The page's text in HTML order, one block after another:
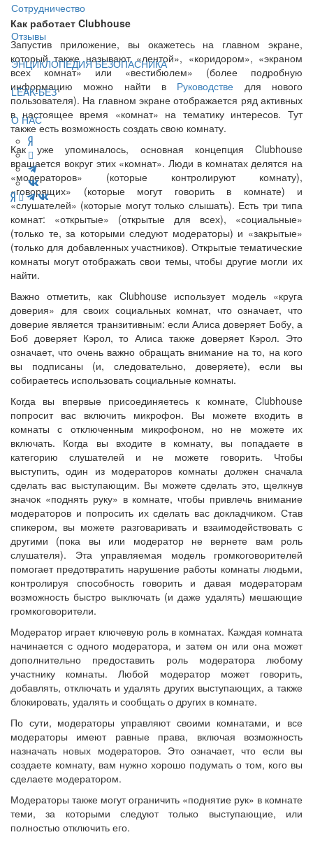
Сотрудничество
Отзывы
ЭНЦИКЛОПЕДИЯ БЕЗОПАСНИКА
LEAK-БЕЗ
О НАС
Как работает Clubhouse
Запустив приложение, вы окажетесь на главном экране,
который также называют «лентой», «коридором», «экраном
всех комнат» или «вестибюлем» (более подробную
информацию можно найти в Руководстве для нового
пользователя). На главном экране отображается ряд активных
в настоящее время «комнат» на тематику интересов. Тут
также есть возможность создать свою комнату.
Как уже упоминалось, основная концепция Clubhouse
вращается вокруг этих «комнат». Люди в комнатах делятся на
«модераторов» (которые контролируют комнату),
«говорящих» (которые могут говорить в комнате) и
«слушателей» (которые могут только слышать). Есть три типа
комнат: «открытые» (открытые для всех), «социальные»
(только те, за которыми следуют модераторы) и «закрытые»
(только для добавленных участников). Открытые тематические
комнаты могут отображать свои темы, чтобы другие могли их
найти.
Важно отметить, как Clubhouse использует модель «круга
доверия» для своих социальных комнат, что означает, что
доверие является транзитивным: если Алиса доверяет Бобу, а
Боб доверяет Кэрол, то Алиса также доверяет Кэрол. Это
означает, что очень важно обращать внимание на то, на кого
вы подписаны (и, следовательно, доверяете), если вы
собираетесь использовать социальные комнаты.
Когда вы впервые присоединяетесь к комнате, Clubhouse
попросит вас включить микрофон. Вы можете входить в
комнаты с отключенным микрофоном, но не можете их
включать. Когда вы входите в комнату, вы попадаете в
категорию слушателей и не можете говорить. Чтобы
выступить, один из модераторов комнаты должен сначала
сделать вас выступающим. Вы можете сделать это, щелкнув
значок «поднять руку» в комнате, чтобы привлечь внимание
модераторов и попросить их сделать вас докладчиком. Став
спикером, вы можете разговаривать и взаимодействовать с
другими (пока вы или модератор не вернете вам роль
слушателя). Эта управляемая модель громкоговорителей
помогает предотвратить нарушение работы комнаты людьми,
контролируя способность говорить и давая модераторам
возможность быстро выключать (и даже удалять) мешающие
громкоговорители.
Модератор играет ключевую роль в комнатах. Каждая комната
начинается с одного модератора, и затем он или она может
дополнительно предоставить роль модератора любому
участнику комнаты. Любой модератор может говорить,
добавлять, отключать и удалять других выступающих, а также
блокировать, удалять и сообщать о других в комнате.
По сути, модераторы управляют своими комнатами, и все
модераторы имеют равные права, включая возможность
назначать новых модераторов. Это означает, что если вы
создаете комнату, вам нужно хорошо подумать о том, кого вы
сделаете модератором.
Модераторы также могут ограничить «поднятие рук» в комнате
теми, за которыми следуют только выступающие, или
полностью отключить его.